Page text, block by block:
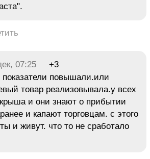
07:25
+3
показатели повышали.или
товар реализовывала.у всех
крыша и они знают о прибытии
и капают торговцам. с этого
и живут. что то не сработало